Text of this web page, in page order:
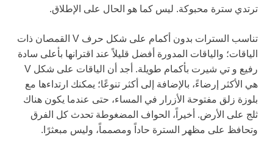
ترتدي سترة محبوكة. ليس كما هو الحال على الإطلاق.
تناسب السترات بدون أكمام على شكل حرف V القمصان ذات
الياقات؛ والياقات المدورة أفضل قليلاً عند اقترانها بأعلى سادة
رفيع و تي شيرت بأكمام طويلة. أجد أن الياقات على شكل V
هي الأكثر إرضاءً، بالإضافة إلى أكثر تنوعًا؛ يمكنك ارتداءها مع
بلوزة زلق مفتوحة الأزرار في المساء، حتى عندما يكون هناك
ثلج على الأرض. أخيراً، الحواف المضغوطة تحدث كل الفرق
وتحافظ على مظهر السترة حاداً ومصمماً، وليس مبعثرًا.